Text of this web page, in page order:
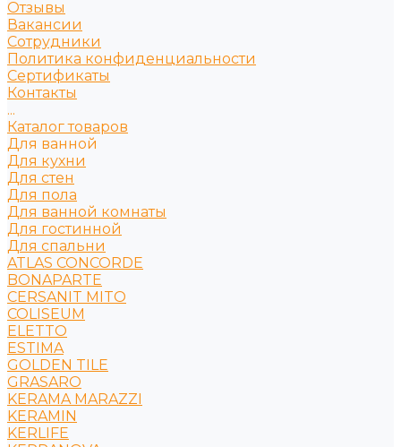
Отзывы
Вакансии
Сотрудники
Политика конфиденциальности
Сертификаты
Контакты
...
Каталог товаров
Для ванной
Для кухни
Для стен
Для пола
Для ванной комнаты
Для гостинной
Для спальни
ATLAS CONCORDE
BONAPARTE
CERSANIT MITO
COLISEUM
ELETTO
ESTIMA
GOLDEN TILE
GRASARO
KERAMA MARAZZI
KERAMIN
KERLIFE